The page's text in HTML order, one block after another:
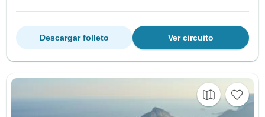
Ver circuito
Descargar folleto